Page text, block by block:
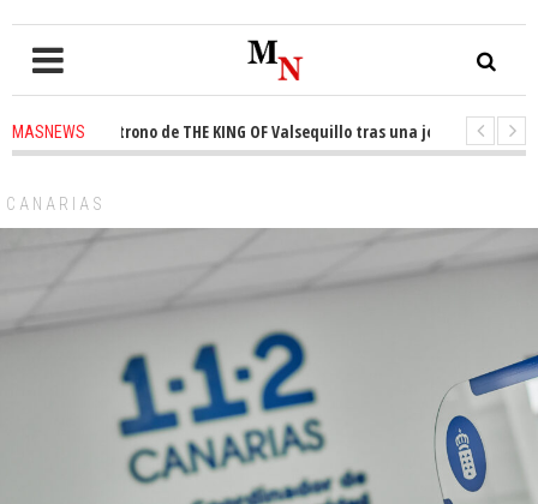
MASNEWS
el trono de THE KING OF Valsequillo tras una jornada de
CANARIAS